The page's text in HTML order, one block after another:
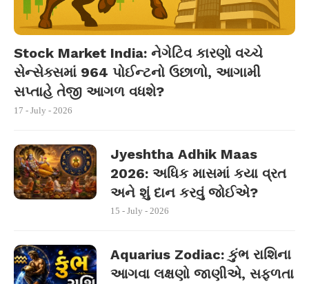
Stock Market India: નેગેટિવ કારણો વચ્ચે
સેન્સેક્સમાં 964 પોઈન્ટનો ઉછાળો, આગામી
સપ્તાહે તેજી આગળ વધશે?
17 - July - 2026
Jyeshtha Adhik Maas
2026: અધિક માસમાં કયા વ્રત
અને શું દાન કરવું જોઈએ?
15 - July - 2026
Aquarius Zodiac: કુંભ રાશિના
આગવા લક્ષણો જાણીએ, સફળતા